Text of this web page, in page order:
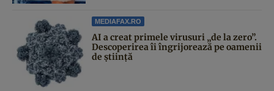
MEDIAFAX.RO
AI a creat primele virusuri „de la zero”.
Descoperirea îi îngrijorează pe oamenii
de știință